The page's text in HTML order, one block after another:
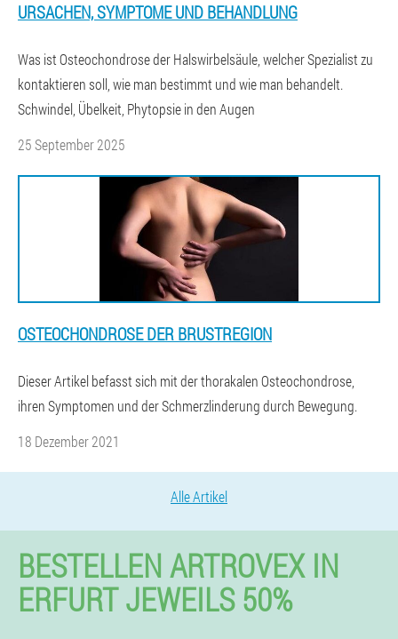
URSACHEN, SYMPTOME UND BEHANDLUNG
Was ist Osteochondrose der Halswirbelsäule, welcher Spezialist zu
kontaktieren soll, wie man bestimmt und wie man behandelt.
Schwindel, Übelkeit, Phytopsie in den Augen
25 September 2025
OSTEOCHONDROSE DER BRUSTREGION
Dieser Artikel befasst sich mit der thorakalen Osteochondrose,
ihren Symptomen und der Schmerzlinderung durch Bewegung.
18 Dezember 2021
Alle Artikel
BESTELLEN ARTROVEX IN
ERFURT JEWEILS 50%